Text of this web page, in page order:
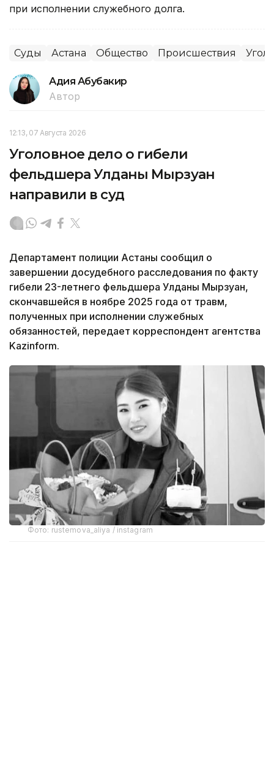
при исполнении служебного долга.
Суды Астана Общество Происшествия
Адия Абубакир
Автор
12:13, 07 Августа 2026
Уголовное дело о гибели
фельдшера Улданы Мырзуан
направили в суд
Департамент полиции Астаны сообщил о
завершении досудебного расследования по факту
гибели 23-летнего фельдшера Улданы Мырзуан,
скончавшейся в ноябре 2025 года от травм,
полученных при исполнении служебных
обязанностей, передает корреспондент агентства
Kazinform.
Фото: rustemova_aliya / instagram